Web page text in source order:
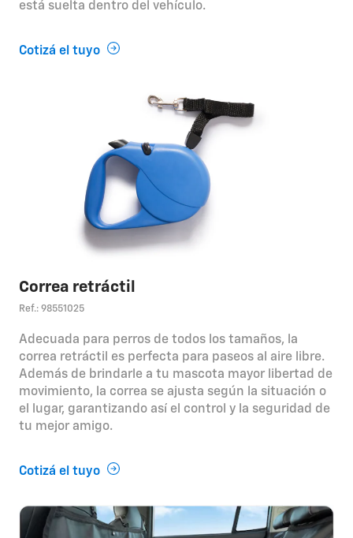
está suelta dentro del vehículo.
Cotizá el tuyo
Correa retráctil
Ref.: 98551025
Adecuada para perros de todos los tamaños, la
correa retráctil es perfecta para paseos al aire libre.
Además de brindarle a tu mascota mayor libertad de
movimiento, la correa se ajusta según la situación o
el lugar, garantizando así el control y la seguridad de
tu mejor amigo.
Cotizá el tuyo